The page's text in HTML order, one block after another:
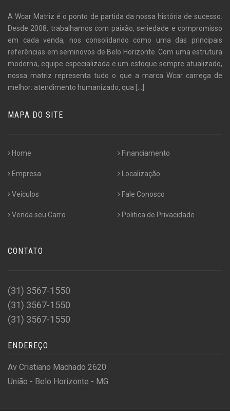
A Wcar Matriz é o ponto de partida da nossa história de sucesso.
Desde 2008, trabalhamos com paixão, seriedade e compromisso
em cada venda, nos consolidando como uma das principais
referências em seminovos de Belo Horizonte. Com uma estrutura
moderna, equipe especializada e um estoque sempre atualizado,
nossa matriz representa tudo o que a marca Wcar carrega de
melhor: atendimento humanizado, qua
MAPA DO SITE
Home
Empresa
Veículos
Venda seu Carro
Financiamento
Localização
Fale Conosco
Politica de Privacidade
CONTATO
(31) 3567-1550
(31) 3567-1550
(31) 3567-1550
ENDEREÇO
Av Cristiano Machado 2620
União - Belo Horizonte - MG